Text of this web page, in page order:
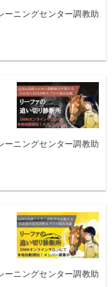
ーニングセンター調教助
ーニングセンター調教助
ーニングセンター調教助